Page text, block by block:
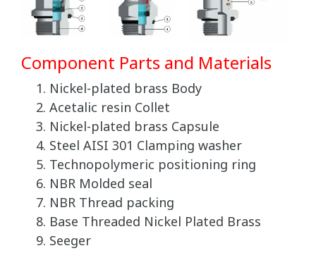
Component Parts and Materials
Nickel-plated brass Body
Acetalic resin Collet
Nickel-plated brass Capsule
Steel AISI 301 Clamping washer
Technopolymeric positioning ring
NBR Molded seal
NBR Thread packing
Base Threaded Nickel Plated Brass
Seeger